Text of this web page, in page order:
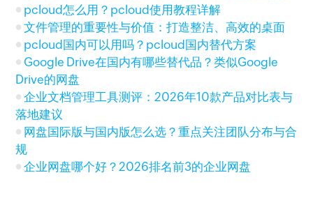
pcloud怎么用？pcloud使用教程详解
文件管理的重要性与价值：打造整洁、高效的桌面
pcloud国内可以用吗？pcloud国内替代方案
Google Drive在国内有哪些替代品？类似Google
Drive的网盘
企业文档管理工具测评：2026年10款产品对比表与
落地建议
网盘国际版与国内版怎么选？重点关注团队分布与合
规
企业网盘哪个好？2026排名前3的企业网盘